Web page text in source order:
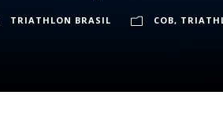
TRIATHLON BRASIL COB,